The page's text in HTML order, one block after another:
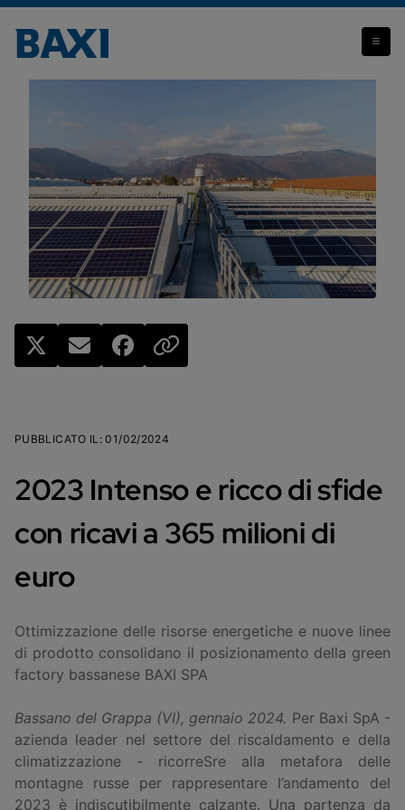
2023 Intenso e ricco di sfide con ricavi a 365 milioni di euro
PUBBLICATO IL :01/02/2024
2023 Intenso e ricco di sfide
con ricavi a 365 milioni di
euro
Ottimizzazione delle risorse energetiche e nuove linee
di prodotto consolidano il posizionamento della green
factory bassanese BAXI SPA
Bassano del Grappa (VI), gennaio 2024. Per Baxi SpA -
azienda leader nel settore del riscaldamento e della
climatizzazione - ricorreSre alla metafora delle
montagne russe per rappresentare l’andamento del
2023 è indiscutibilmente calzante. Una partenza da